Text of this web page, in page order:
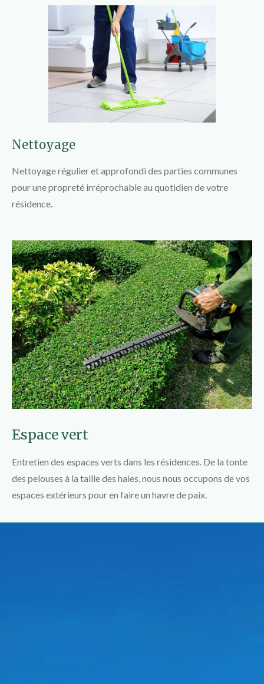
Nettoyage
Nettoyage régulier et approfondi des parties communes
pour une propreté irréprochable au quotidien de votre
résidence.
Espace vert
Entretien des espaces verts dans les résidences. De la tonte
des pelouses à la taille des haies, nous nous occupons de vos
espaces extérieurs pour en faire un havre de paix.